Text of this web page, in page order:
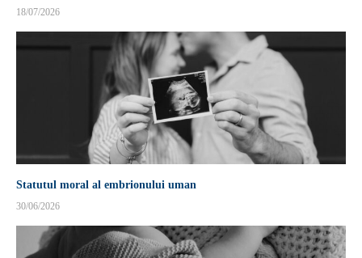
18/07/2026
Statutul moral al embrionului uman
30/06/2026